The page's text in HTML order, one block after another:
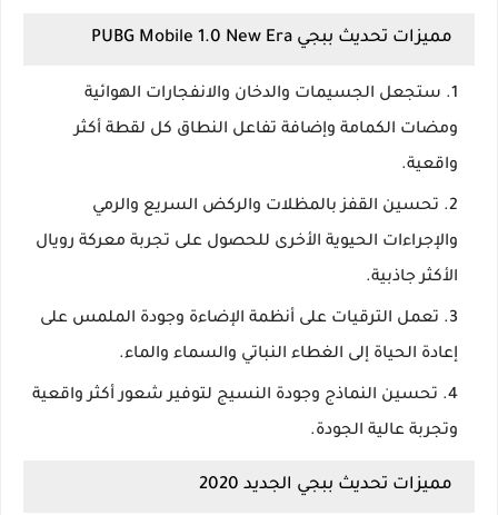
مميزات تحديث ببجي PUBG Mobile 1.0 New Era
ستجعل الجسيمات والدخان والانفجارات الهوائية
ومضات الكمامة وإضافة تفاعل النطاق كل لقطة أكثر
واقعية.
تحسين القفز بالمظلات والركض السريع والرمي
والإجراءات الحيوية الأخرى للحصول على تجربة معركة رويال
الأكثر جاذبية.
تعمل الترقيات على أنظمة الإضاءة وجودة الملمس على
إعادة الحياة إلى الغطاء النباتي والسماء والماء.
تحسين النماذج وجودة النسيج لتوفير شعور أكثر واقعية
وتجربة عالية الجودة.
مميزات تحديث ببجي الجديد 2020